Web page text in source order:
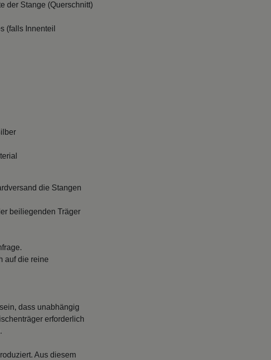
der Stange (Querschnitt)
(falls Innenteil
die Stangen
beiliegenden Träger
auf die reine
dass unabhängig
erforderlich
Aus diesem